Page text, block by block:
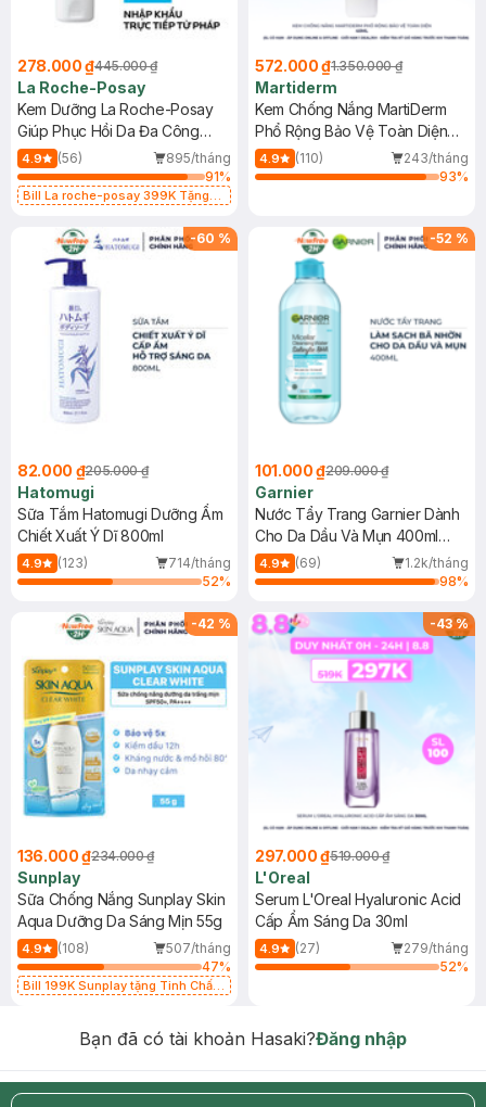
278.000 ₫445.000 ₫
La Roche-Posay
Kem Dưỡng La Roche-Posay
Giúp Phục Hồi Da Đa Công
Dụng 40ml
4.9 (56)
895/tháng
91%
Bill La roche-posay 399K Tặng
(SL có hạn)
572.000 ₫1.350.000 ₫
Martiderm
Kem Chống Nắng MartiDerm
Phổ Rộng Bảo Vệ Toàn Diện
40ml
4.9 (110)
243/tháng
93%
-60 %
82.000 ₫205.000 ₫
Hatomugi
Sữa Tắm Hatomugi Dưỡng Ẩm
Chiết Xuất Ý Dĩ 800ml
4.9 (123)
714/tháng
52%
-52 %
101.000 ₫209.000 ₫
Garnier
Nước Tẩy Trang Garnier Dành
Cho Da Dầu Và Mụn 400ml
(Mới)
4.9 (69)
1.2k/tháng
98%
-42 %
136.000 ₫234.000 ₫
Sunplay
Sữa Chống Nắng Sunplay Skin
Aqua Dưỡng Da Sáng Mịn 55g
4.9 (108)
507/tháng
47%
Bill 199K Sunplay tặng Tinh Chất
-43%
297.000 ₫519.000 ₫
L'Oreal
Serum L'Oreal Hyaluronic Acid
Cấp Ẩm Sáng Da 30ml
4.9 (27)
279/tháng
52%
Bạn đã có tài khoản Hasaki?Đăng nhập